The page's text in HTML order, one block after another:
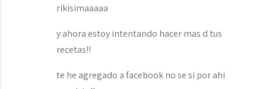
rikisimaaaaa
y ahora estoy intentando hacer mas d tus
recetas!!
te he agregado a facebook no se si por ahi